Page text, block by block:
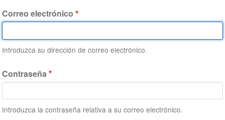
Correo electrónico
Introduzca su dirección de correo electrónico.
Contraseña
Introduzca la contraseña relativa a su correo electrónico.